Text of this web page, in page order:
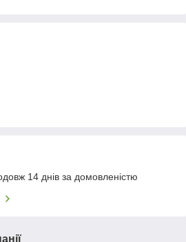
14 днів за домовленістю